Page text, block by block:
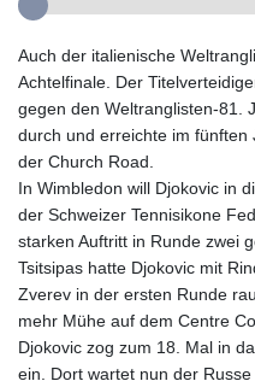
Auch der italienische
Achtelfinale. Der
gegen den Weltranglisten-81.
durch und erreichte im fünften
der Church Road.
In Wimbledon will Djokovic in
der Schweizer Tennisikone
starken Auftritt in Runde zwei
Tsitsipas hatte Djokovic mit
Zverev in der ersten Runde
mehr Mühe auf dem Centre
Djokovic zog zum 18. Mal in
ein. Dort wartet nun der